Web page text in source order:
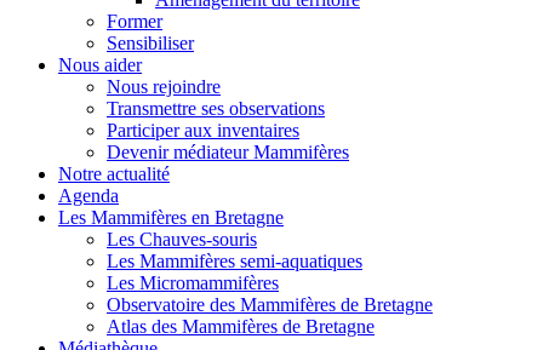
Former
Sensibiliser
Nous aider
Nous rejoindre
Transmettre ses observations
Participer aux inventaires
Devenir médiateur Mammifères
Notre actualité
Agenda
Les Mammifères en Bretagne
Les Chauves-souris
Les Mammifères semi-aquatiques
Les Micromammifères
Observatoire des Mammifères de Bretagne
Atlas des Mammifères de Bretagne